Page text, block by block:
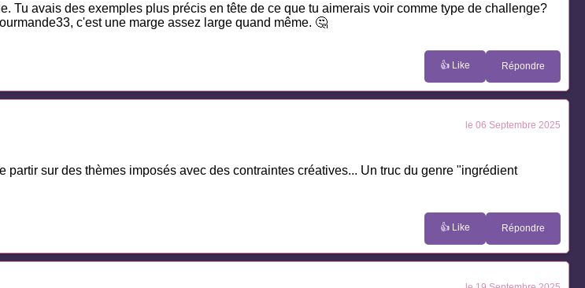
Tu avais des exemples plus précis en tête de ce que tu aimerais voir comme type de challenge?
c'est une marge assez large quand même. 🤔
👍 Like Répondre
le 06 Septembre 2025
sur des thèmes imposés avec des contraintes créatives... Un truc du genre "ingrédient
👍 Like Répondre